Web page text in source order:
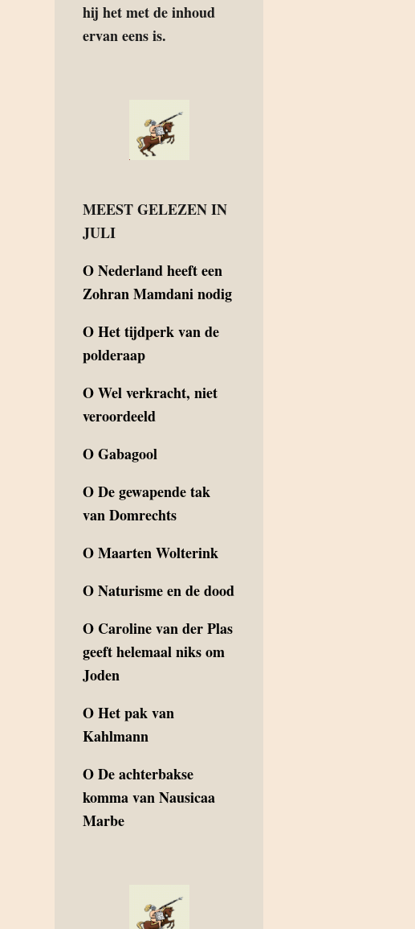
hij het met de inhoud
ervan eens is.
MEEST GELEZEN IN
JULI
ONederland heeft een
Zohran Mamdani nodig
OHet tijdperk van de
polderaap
OWel verkracht, niet
veroordeeld
OGabagool
ODe gewapende tak
van Domrechts
OMaarten Wolterink
ONaturisme en de dood
O Caroline van der Plas
geeft helemaal niks om
Joden
OHet pak van
Kahlmann
ODe achterbakse
komma van Nausicaa
Marbe